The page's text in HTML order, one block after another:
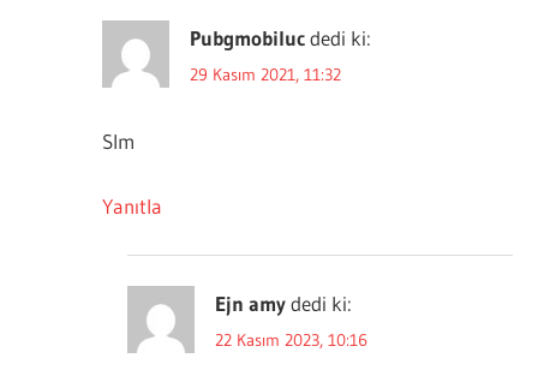
Pubgmobilucdedi ki:
29 Kasım 2021, 11:32
Slm
Yanıtla
Ejn amy dedi ki:
22 Kasım 2023, 10:16